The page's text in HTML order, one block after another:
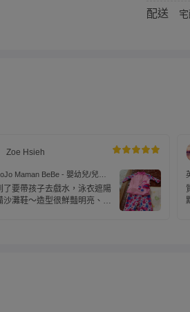
配送
Zoe Hsieh
Maman BeBe - 嬰幼兒/兒童
防曬泳裝-紅鶴
了要帶孩子去戲水，泳衣遮陽
沙灘鞋～造型很鮮豔明亮、衣